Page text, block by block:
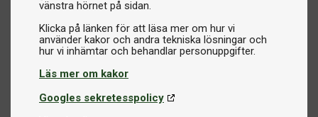
vänstra hörnet på sidan.
Klicka på länken för att läsa mer om hur vi
använder kakor och andra tekniska lösningar och
Läs mer om kakor
Googles sekretesspolicy